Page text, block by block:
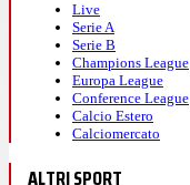
Live
Serie A
Serie B
Champions League
Europa League
Conference League
Calcio Estero
Calciomercato
ALTRI SPORT